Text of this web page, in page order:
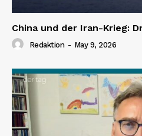
China und der Iran-Krieg:
Redaktion - May 9, 2026